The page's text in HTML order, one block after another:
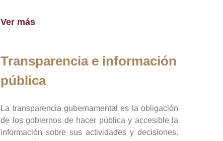
Ver más
Transparencia e información
pública
La transparencia gubernamental es la obligación
de los gobiernos de hacer pública y accesible la
información sobre sus actividades y decisiones.